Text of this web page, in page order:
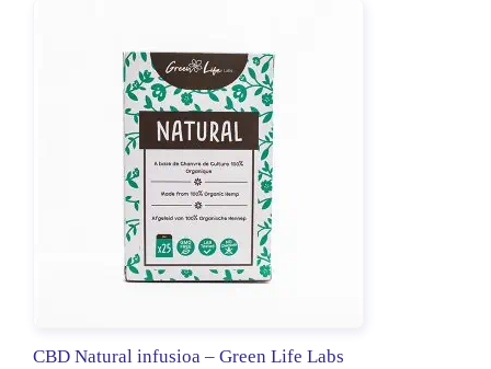
CBD Natural infusioa – Green Life Labs